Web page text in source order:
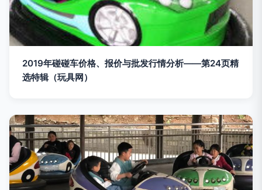
2019年碰碰车价格、报价与批发行情分析——第24页精
选特辑（玩具网）